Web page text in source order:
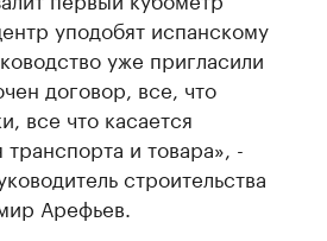
уподобят испанскому
уже пригласили
договор, все, что
все что касается
и товара», -
строительства
Арефьев.